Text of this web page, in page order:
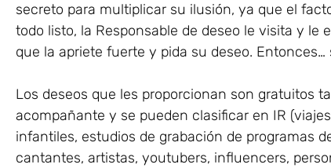
secreto para multiplicar su ilusión, ya que el
todo listo, la Responsable de deseo le visita y le
que la apriete fuerte y pida su deseo. Entonces…
Los deseos que les proporcionan son gratuitos
acompañante y se pueden clasificar en IR
infantiles, estudios de grabación de programas
cantantes, artistas, youtubers, influencers,